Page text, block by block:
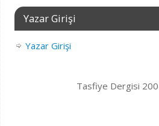
Yazar Girişi
Yazar Girişi
Tasfiye Dergisi